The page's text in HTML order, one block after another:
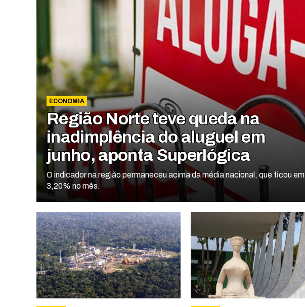
ECONOMIA
Região Norte teve queda na
inadimplência do aluguel em
junho, aponta Superlógica
O indicador na região permaneceu acima da média nacional, que ficou em
3,20% no mês.